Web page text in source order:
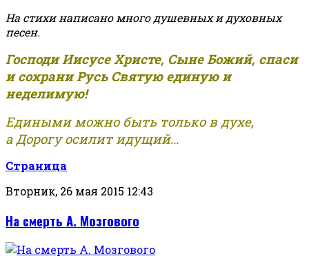
На стихи написано много душевных и духовных
песен.
Господи Иисусе Христе, Сыне Божий, спаси
и сохрани Русь Святую единую и
неделимую!
Едиными можно быть только в духе,
а Дорогу осилит идущий...
Страница
Вторник, 26 мая 2015 12:43
На смерть А. Мозгового